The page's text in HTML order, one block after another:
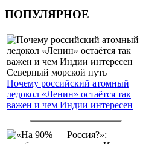
ПОПУЛЯРНОЕ
Почему российский атомный
ледокол «Ленин» остаётся так
важен и чем Индии интересен
Северный морской путь